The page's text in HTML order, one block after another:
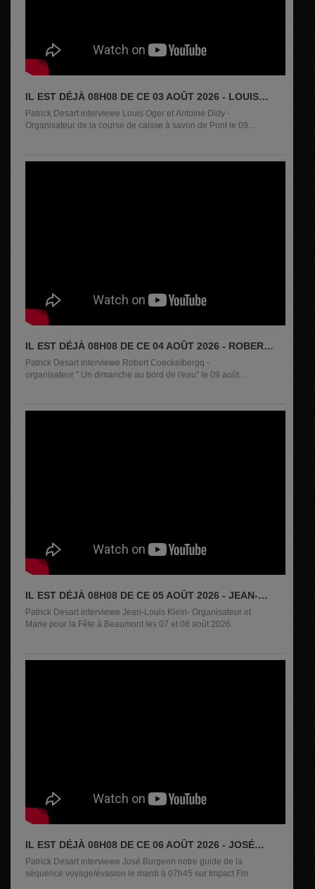
IL EST DÉJÀ 08H08 DE CE 03 AOÛT 2026 - LOUIS
OGER ET ANTOINE DIDY
Patrick Desart interviewe Louis Oger et Antoine Didy -
Organisateur de la course de caisse à savon de Pont le 09
IL EST DÉJÀ 08H08 DE CE 04 AOÛT 2026 - ROBERT
COECKELBERG
Patrick Desart interviewe Robert Coeckelbergq -
organisateur " Un dimanche au bord de l'eau" le 09 août
IL EST DÉJÀ 08H08 DE CE 05 AOÛT 2026 - JEAN-
LOUIS KLEIN
Patrick Desart interviewe Jean-Louis Klein- Organisateur et
Marie pour la Fête à Beaumont les 07 et 08 août 2026
IL EST DÉJÀ 08H08 DE CE 06 AOÛT 2026 - JOSÉ
BURGEON
Patrick Desart interviewe José Burgeon notre guide de la
séquence voyage/évasion le mardi à 07h45 sur Impact Fm